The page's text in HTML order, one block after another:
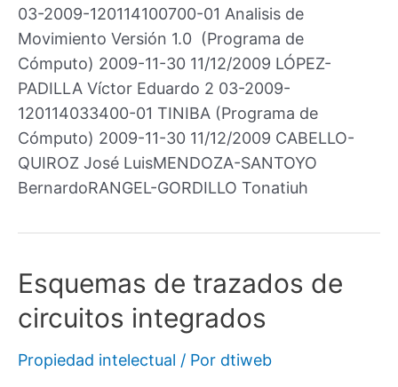
03-2009-120114100700-01 Analisis de
Movimiento Versión 1.0 (Programa de
Cómputo) 2009-11-30 11/12/2009 LÓPEZ-
PADILLA Víctor Eduardo 2 03-2009-
120114033400-01 TINIBA (Programa de
Cómputo) 2009-11-30 11/12/2009 CABELLO-
QUIROZ José LuisMENDOZA-SANTOYO
BernardoRANGEL-GORDILLO Tonatiuh
Esquemas de trazados de
circuitos integrados
Propiedad intelectual / Por dtiweb